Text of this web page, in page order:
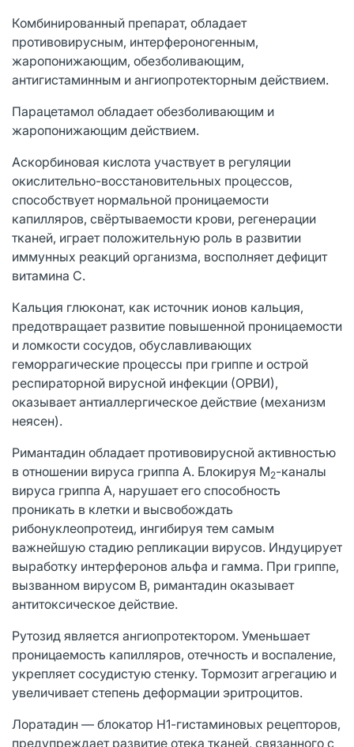
Комбинированный препарат, обладает
противовирусным, интерфероногенным,
жаропонижающим, обезболивающим,
антигистаминным и ангиопротекторным действием.
Парацетамол обладает обезболивающим и
жаропонижающим действием.
Аскорбиновая кислота участвует в регуляции
окислительно-восстановительных процессов,
способствует нормальной проницаемости
капилляров, свёртываемости крови, регенерации
тканей, играет положительную роль в развитии
иммунных реакций организма, восполняет дефицит
витамина С.
Кальция глюконат, как источник ионов кальция,
предотвращает развитие повышенной проницаемости
и ломкости сосудов, обуславливающих
геморрагические процессы при гриппе и острой
респираторной вирусной инфекции (ОРВИ),
оказывает антиаллергическое действие (механизм
неясен).
Римантадин обладает противовирусной активностью
в отношении вируса гриппа А. Блокируя М2-каналы
вируса гриппа А, нарушает его способность
проникать в клетки и высвобождать
рибонуклеопротеид, ингибируя тем самым
важнейшую стадию репликации вирусов. Индуцирует
выработку интерферонов альфа и гамма. При гриппе,
вызванном вирусом В, римантадин оказывает
антитоксическое действие.
Рутозид является ангиопротектором. Уменьшает
проницаемость капилляров, отечность и воспаление,
укрепляет сосудистую стенку. Тормозит агрегацию и
увеличивает степень деформации эритроцитов.
Лоратадин — блокатор Н1-гистаминовых рецепторов,
предупреждает развитие отека тканей, связанного с